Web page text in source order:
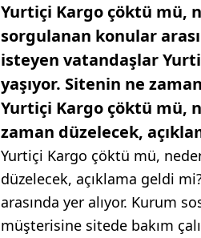
Yurtiçi Kargo çöktü mü,
sorgulanan konular
isteyen vatandaşlar
yaşıyor. Sitenin ne
Yurtiçi Kargo çöktü mü,
zaman düzelecek,
Yurtiçi Kargo çöktü mü,
düzelecek, açıklama geldi
arasında yer alıyor. Kurum
müşterisine sitede bakım